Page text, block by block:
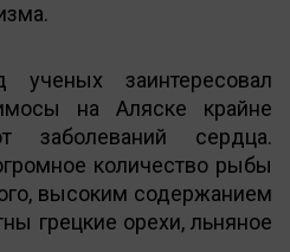
ученых заинтересовал
на Аляске крайне
заболеваний сердца.
количество рыбы
высоким содержанием
грецкие орехи, льняное